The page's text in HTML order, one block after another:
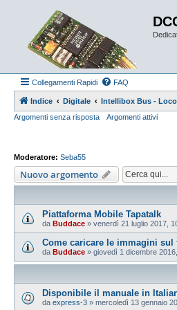
Collegamenti Rapidi FAQ
Indice Digitale
Intellibox Bus -
Argomenti senza risposta
Argomenti attivi
Moderatore: Seba55
Nuovo argomento
Piattaforma Mobile Tapatalk
da Buddace » venerdì 21 luglio 2017,
Come caricare le immagini sul
da Buddace » giovedì 1 dicembre
Disponibile il manuale in
da express-3 » mercoledì 13 gennaio